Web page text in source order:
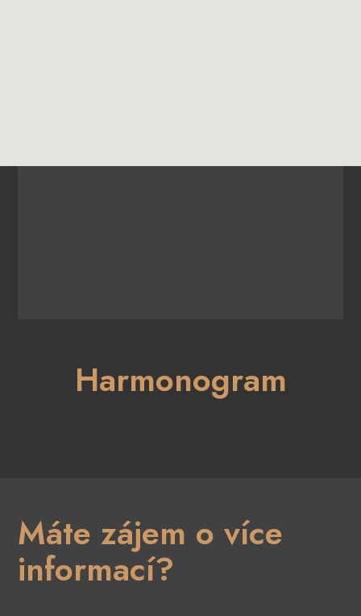
Harmonogram
Máte zájem o více
informací?